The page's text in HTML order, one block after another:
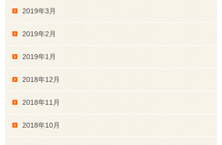
2019年3月
2019年2月
2019年1月
2018年12月
2018年11月
2018年10月